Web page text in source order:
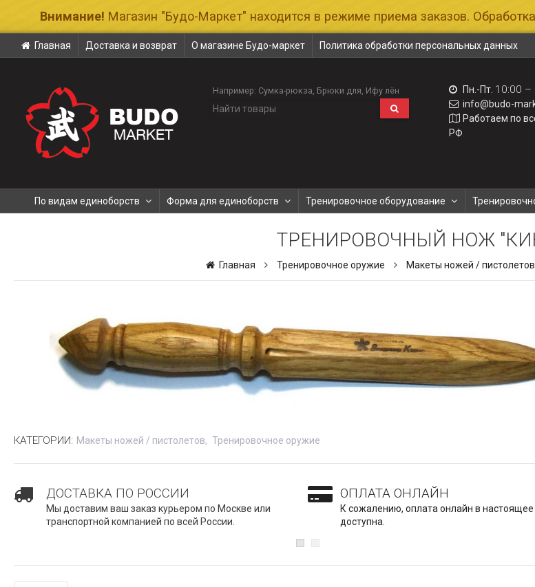
Внимание! Магазин "Будо-Маркет" находится в режиме приема заказов.
Главная Доставка и возврат О магазине Будо-маркет Политика обработки персональных данных
Например: Сумка-рюкза Брюки для Ифу лён Пн.-Пт. 10:00 –
info@budo-
Работаем по
РФ
По видам единоборств Форма для единоборств Тренировочное оборудование
ТРЕНИРОВОЧНЫЙ НОЖ
Главная Тренировочное оружие Макеты ножей / пистолетов
КАТЕГОРИИ: Макеты ножей / пистолетов Тренировочное оружие
ДОСТАВКА ПО РОССИИ
Мы доставим ваш заказ курьером по Москве или
транспортной компанией по всей России.
ОПЛАТА ОНЛАЙН
К сожалению, оплата онлайн в
доступна.